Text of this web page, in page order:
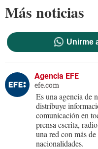
Más noticias
Unirme
Agencia EFE
efe.com
Es una agencia de
distribuye
comunicación en
prensa escrita,
una red con más
nacionalidades.